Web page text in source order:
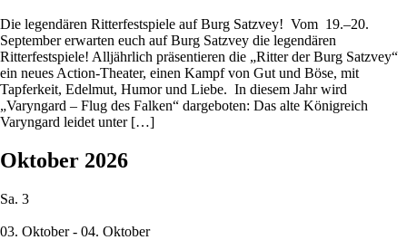
Die legendären Ritterfestspiele auf Burg Satzvey! Vom 19.–20.
September erwarten euch auf Burg Satzvey die legendären
Ritterfestspiele! Alljährlich präsentieren die „Ritter der Burg Satzvey“
ein neues Action-Theater, einen Kampf von Gut und Böse, mit
Tapferkeit, Edelmut, Humor und Liebe. In diesem Jahr wird
„Varyngard – Flug des Falken“ dargeboten: Das alte Königreich
Varyngard leidet unter […]
Oktober 2026
Sa. 3
03. Oktober- 04. Oktober